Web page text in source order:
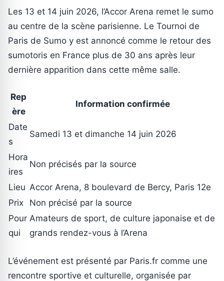
Les 13 et 14 juin 2026, l’Accor Arena remet le sumo
au centre de la scène parisienne. Le Tournoi de
Paris de Sumo y est annoncé comme le retour des
sumotoris en France plus de 30 ans après leur
dernière apparition dans cette même salle.
Rep
ère
Information confirmée
Date
s
Samedi 13 et dimanche 14 juin 2026
Hora
ires
Non précisés par la source
Lieu Accor Arena, 8 boulevard de Bercy, Paris 12e
Prix
Non précisé par la source
Pour
qui
Amateurs de sport, de culture japonaise et de
grands rendez-vous à l’Arena
L’événement est présenté par Paris.fr comme une
rencontre sportive et culturelle, organisée par